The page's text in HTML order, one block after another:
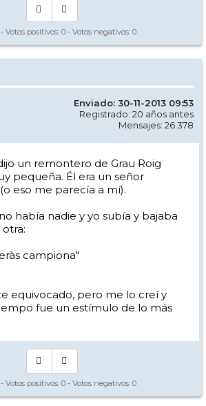
son inescrotables ...
- Votos positivos: 0 - Votos negativos: 0
Enviado: 30-11-2013 09:53
Registrado: 20 años antes
Mensajes: 26.378
un remontero de Grau Roig
pequeña. Él era un señor
eso me parecía a mí).
había nadie y yo subía y bajaba
otra:
campiona"
equivocado, pero me lo creí y
fue un estímulo de lo más
- Votos positivos: 0 - Votos negativos: 0